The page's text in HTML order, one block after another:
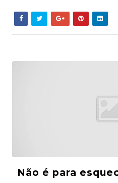
Não é para